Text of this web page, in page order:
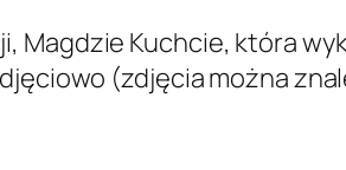
Kuchcie, która
(zdjęcia można